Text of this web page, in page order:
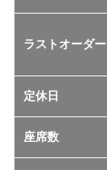
ラストオーダー
定休日
座席数